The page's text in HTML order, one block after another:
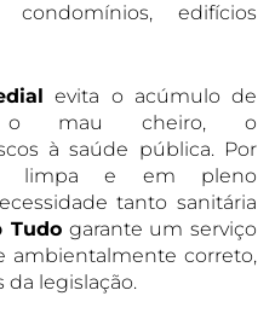
edifícios
evita o acúmulo de
o mau cheiro, o
à saúde pública. Por
limpa e em pleno
tanto sanitária
Tudogarante um serviço
ambientalmente correto,
legislação.